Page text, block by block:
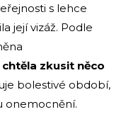
s lehce
její vizáž. Podle
zkusit něco
bolestivé období,
onemocnění.